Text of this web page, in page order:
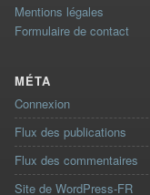
Mentions légales
Formulaire de contact
MÉTA
Connexion
Flux des publications
Flux des commentaires
Site de WordPress-FR